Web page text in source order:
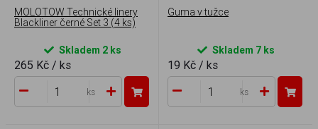
MOLOTOW Technické linery
Blackliner černé Set 3 (4 ks)
Skladem 2 ks
265 Kč / ks
ks
Guma v tužce
Skladem 7 ks
19 Kč / ks
ks